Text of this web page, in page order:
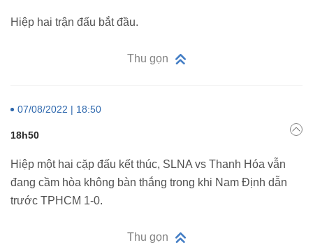
Hiệp hai trận đấu bắt đầu.
Thu gọn
07/08/2022 | 18:50
18h50
Hiệp một hai cặp đấu kết thúc, SLNA vs Thanh Hóa vẫn
đang cầm hòa không bàn thắng trong khi Nam Định dẫn
trước TPHCM 1-0.
Thu gọn